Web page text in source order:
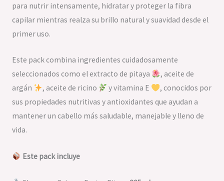
para nutrir intensamente, hidratar y proteger la fibra
capilar mientras realza su brillo natural y suavidad desde el
primer uso.
Este pack combina ingredientes cuidadosamente
seleccionados como el extracto de pitaya
, aceite de
argán
, aceite de ricino y vitamina E
, conocidos por
sus propiedades nutritivas y antioxidantes que ayudan a
mantener un cabello más saludable, manejable y lleno de
vida.
Este pack incluye